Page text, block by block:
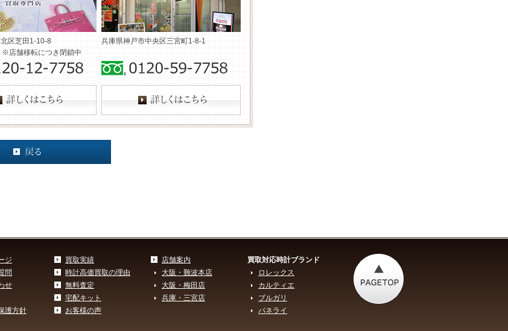
区芝田1-10-8
店舗移転につき閉鎖中
兵庫県神戸市中央区三宮町1-8-1
ジ
問
せ
護方針
買取実績
時計高価買取の理由
無料査定
宅配キット
お客様の声
店舗案内
大阪・難波本店
大阪・梅田店
兵庫・三宮店
買取対応時計ブランド
ロレックス
カルティエ
ブルガリ
パネライ